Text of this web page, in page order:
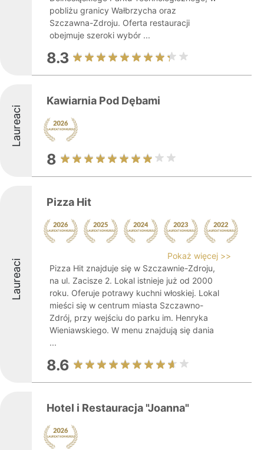
pobliżu granicy Wałbrzycha oraz
Szczawna-Zdroju. Oferta restauracji
obejmuje szeroki wybór ...
8.3
Laureaci
Kawiarnia Pod Dębami
8
Laureaci
Pizza Hit
Pokaż więcej >>
Pizza Hit znajduje się w Szczawnie-Zdroju,
na ul. Zacisze 2. Lokal istnieje już od 2000
roku. Oferuje potrawy kuchni włoskiej. Lokal
mieści się w centrum miasta Szczawno-
Zdrój, przy wejściu do parku im. Henryka
Wieniawskiego. W menu znajdują się dania
...
8.6
Hotel i Restauracja "Joanna"